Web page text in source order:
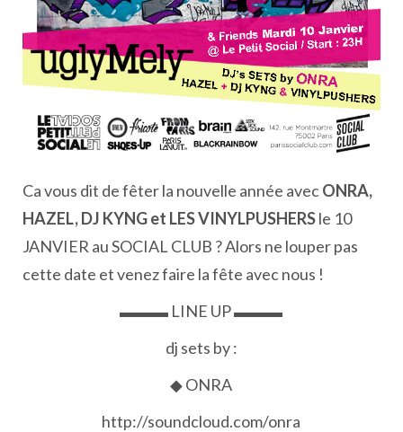
Ca vous dit de fêter la nouvelle année avecONRA,
HAZEL, DJ KYNG et LES VINYLPUSHERSle 10
JANVIER au SOCIAL CLUB ? Alors ne louper pas
cette date et venez faire la fête avec nous !
▬▬▬ LINE UP ▬▬▬
dj sets by :
◆ ONRA
http://soundcloud.com/onra